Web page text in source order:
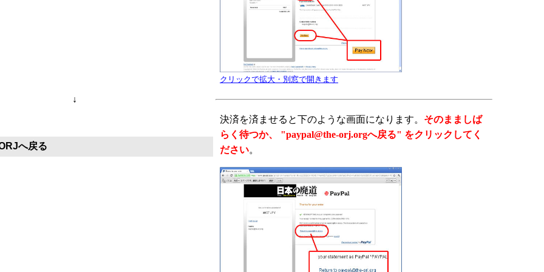
クリックで拡大・別窓で開きます
↓
へ戻る
決済を済ませると下のような画面になります。 そのまましば
らく待つか、 "paypal@the-orj.orgへ戻る" をクリックしてく
ださい。